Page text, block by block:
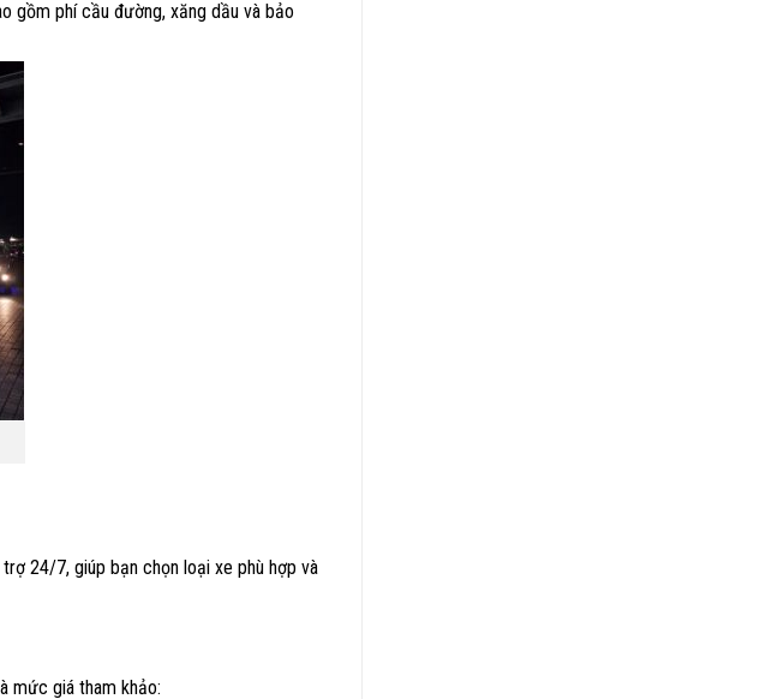
gồm phí cầu đường, xăng dầu và bảo
24/7, giúp bạn chọn loại xe phù hợp và
mức giá tham khảo: